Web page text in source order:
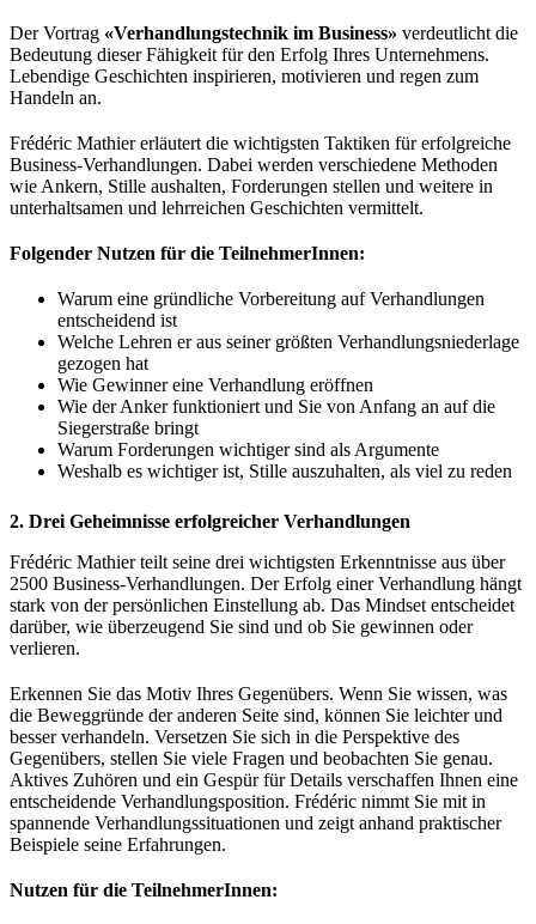
Der Vortrag «Verhandlungstechnik im Business» verdeutlicht die
Bedeutung dieser Fähigkeit für den Erfolg Ihres Unternehmens.
Lebendige Geschichten inspirieren, motivieren und regen zum
Handeln an.
Frédéric Mathier erläutert die wichtigsten Taktiken für erfolgreiche
Business-Verhandlungen. Dabei werden verschiedene Methoden
wie Ankern, Stille aushalten, Forderungen stellen und weitere in
unterhaltsamen und lehrreichen Geschichten vermittelt.
Folgender Nutzen für die TeilnehmerInnen:
Warum eine gründliche Vorbereitung auf Verhandlungen
entscheidend ist
Welche Lehren er aus seiner größten Verhandlungsniederlage
gezogen hat
Wie Gewinner eine Verhandlung eröffnen
Wie der Anker funktioniert und Sie von Anfang an auf die
Siegerstraße bringt
Warum Forderungen wichtiger sind als Argumente
Weshalb es wichtiger ist, Stille auszuhalten, als viel zu reden
2. Drei Geheimnisse erfolgreicher Verhandlungen
Frédéric Mathier teilt seine drei wichtigsten Erkenntnisse aus über
2500 Business-Verhandlungen. Der Erfolg einer Verhandlung hängt
stark von der persönlichen Einstellung ab. Das Mindset entscheidet
darüber, wie überzeugend Sie sind und ob Sie gewinnen oder
verlieren.
Erkennen Sie das Motiv Ihres Gegenübers. Wenn Sie wissen, was
die Beweggründe der anderen Seite sind, können Sie leichter und
besser verhandeln. Versetzen Sie sich in die Perspektive des
Gegenübers, stellen Sie viele Fragen und beobachten Sie genau.
Aktives Zuhören und ein Gespür für Details verschaffen Ihnen eine
entscheidende Verhandlungsposition. Frédéric nimmt Sie mit in
spannende Verhandlungssituationen und zeigt anhand praktischer
Beispiele seine Erfahrungen.
Nutzen für die TeilnehmerInnen: